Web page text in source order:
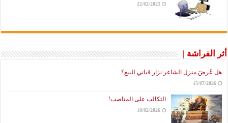
22/02/2025
أثر الفراشة |
هل عُرضَ منزل الشاعر نزار قباني للبيع؟
15/07/2026
التكالب على المناصب!
18/02/2026